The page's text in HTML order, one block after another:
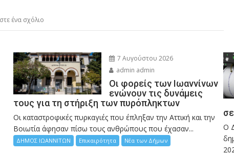
ένα σχόλιο
7 Αυγούστου 2026
admin admin
Οι φορείς των Ιωαννίνων
ενώνουν τις δυνάμεις
τους για τη στήριξη των πυρόπληκτων
Οι καταστροφικές πυρκαγιές που έπληξαν την Αττική και την
Bοιωτία άφησαν πίσω τους ανθρώπους που έχασαν...
ΔΗΜΟΣ ΙΩΑΝΝΙΤΩΝ Επικαιρότητα Νέα των Δήμων
Ο